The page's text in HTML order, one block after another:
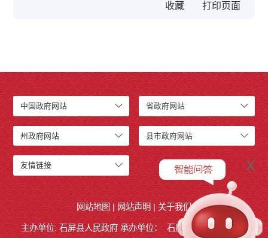
收藏
中国政府网站 省政府网站
州政府网站 县市政府网站
友情链接
网站地图 | 网站声明 | 关于我们
主办单位: 石屏县人民政府 承办单位： 石屏县人民政府 办公
x